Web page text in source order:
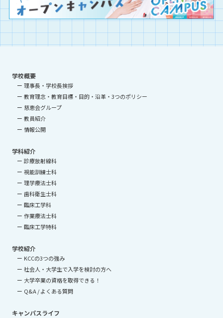
学校概要
理事長・学校長挨拶
教育理念・教育目標・目的・沿革・3つのポリシー
慈恵会グループ
教員紹介
情報公開
学科紹介
診療放射線科
視能訓練士科
理学療法士科
歯科衛生士科
臨床工学科
作業療法士科
臨床工学特科
学校紹介
KCCの3つの強み
社会人・大学生で入学を検討の方へ
大学卒業の資格を取得できる！
Q&A / よくある質問
キャンパスライフ